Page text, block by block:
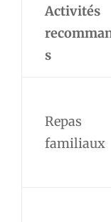
Activités
s
Repas
familiaux